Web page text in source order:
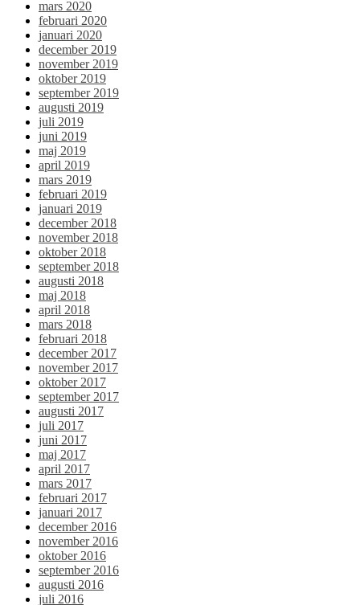
mars 2020
februari 2020
januari 2020
december 2019
november 2019
oktober 2019
september 2019
augusti 2019
juli 2019
juni 2019
maj 2019
april 2019
mars 2019
februari 2019
januari 2019
december 2018
november 2018
oktober 2018
september 2018
augusti 2018
maj 2018
april 2018
mars 2018
februari 2018
december 2017
november 2017
oktober 2017
september 2017
augusti 2017
juli 2017
juni 2017
maj 2017
april 2017
mars 2017
februari 2017
januari 2017
december 2016
november 2016
oktober 2016
september 2016
augusti 2016
juli 2016